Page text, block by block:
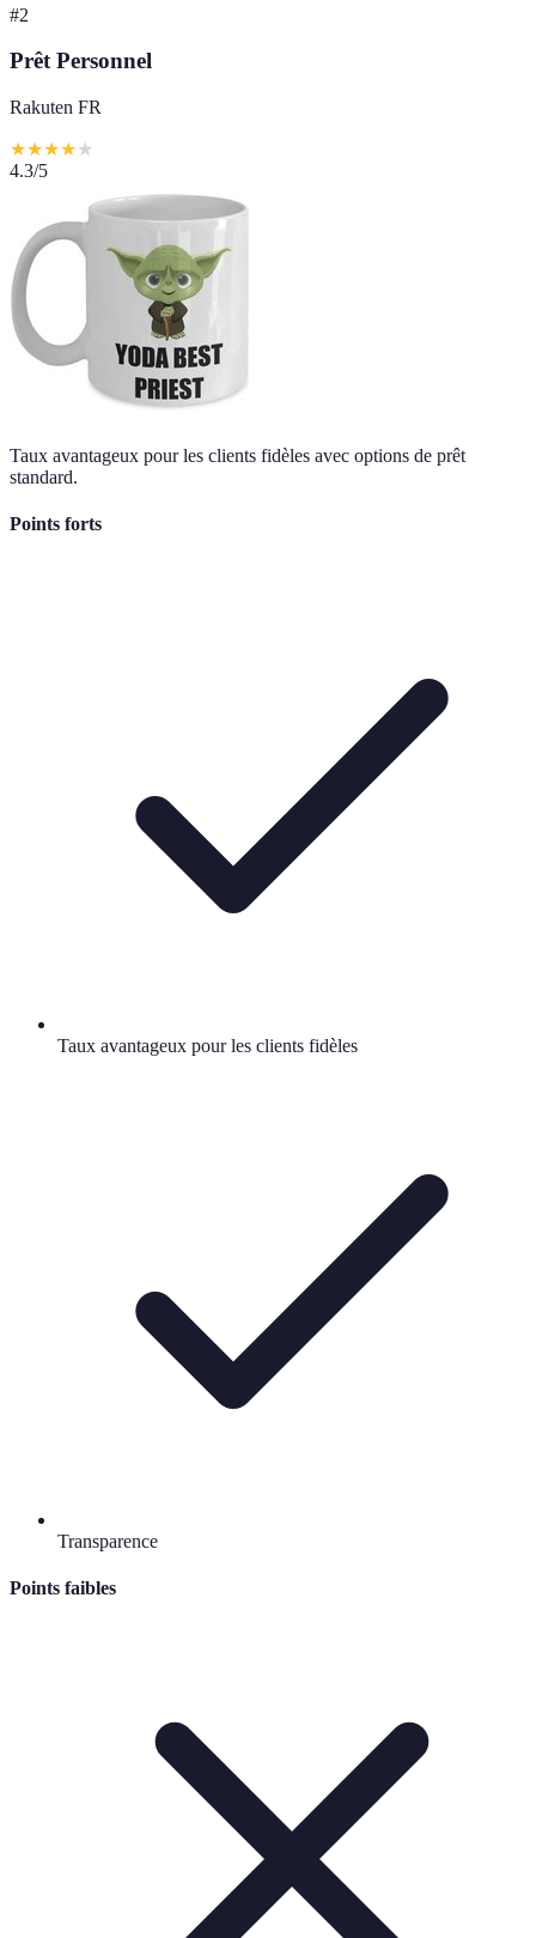
#2
Prêt Personnel
Rakuten FR
★★★★★
4.3/5
Taux avantageux pour les clients fidèles avec options de prêt
standard.
Points forts
Taux avantageux pour les clients fidèles
Transparence
Points faibles